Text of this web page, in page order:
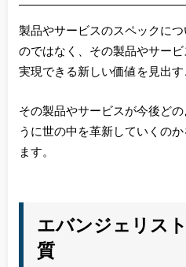
製品やサービスのスペックに
のではなく、その製品やサー
実現できる新しい価値を見出す
その製品やサービスが今後ど
うに世の中を革新していくの
ます。
エバンジェリス
質